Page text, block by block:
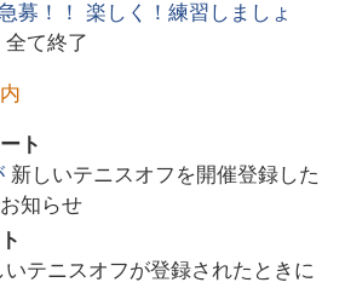
募！！ 楽しく！練習しましょ
全て終了
ト
新しいテニスオフを開催登録した
知らせ
いテニスオフが登録されたときに